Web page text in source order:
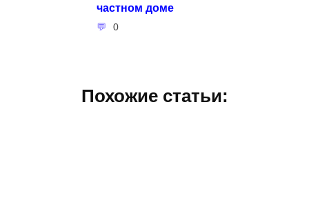
частном доме
0
Похожие статьи: